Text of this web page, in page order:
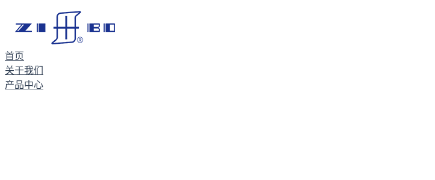
首页
关于我们
产品中心